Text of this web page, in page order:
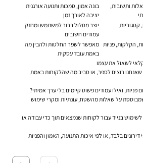
ותשובות,
בונה אמון, סמכות ותנועה אורגנית
יציבה לאורך זמן
יוצר מסלול ברור למשתמש ומחזק
עמודים חשובים
הקלקות, פניות מאפשר לשפר החלטות ולהבין מה
באמת עובד עסקית
לשאול את עצמו
רוצים לספר, או סביב מה שהלקוחות באמת
פניות, ואילו עמודים פשוט קיימים בלי ערך אמיתי?
על שאלות מהשטח, עונתיות ומקרי שימוש
בנייד עבור לקוחות שנמצאים תוך כדי עבודה או
בלבד, או לפי איכות התנועה, האמון והפניות